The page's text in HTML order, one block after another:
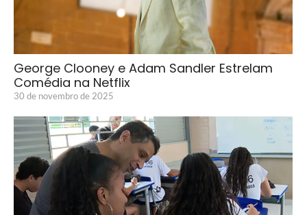
George Clooney e Adam Sandler Estrelam
Comédia na Netflix
30 de novembro de 2025